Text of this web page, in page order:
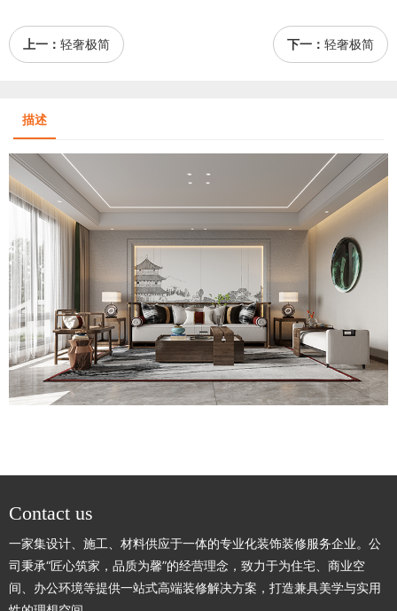
上一： 轻奢极简 下一： 轻奢极简
描述
Contact us
一家集设计、施工、材料供应于一体的专业化装饰装修服务企业。公
司秉承“匠心筑家，品质为馨”的经营理念，致力于为住宅、商业空
间、办公环境等提供一站式高端装修解决方案，打造兼具美学与实用